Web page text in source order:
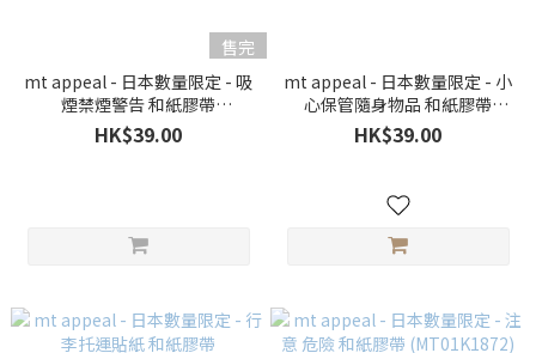
售完
mt appeal - 日本數量限定 - 吸
煙禁煙警告 和紙膠帶
(MT01K1882)
HK$39.00
mt appeal - 日本數量限定 - 小
心保管隨身物品 和紙膠帶
(MT01K1878)
HK$39.00